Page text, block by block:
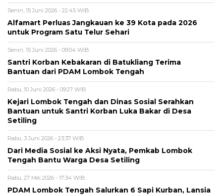
Senin, 15 Juni 2026 - 22:45 WIB
Alfamart Perluas Jangkauan ke 39 Kota pada 2026
untuk Program Satu Telur Sehari
Senin, 15 Juni 2026 - 09:04 WIB
Santri Korban Kebakaran di Batukliang Terima
Bantuan dari PDAM Lombok Tengah
Rabu, 10 Juni 2026 - 09:27 WIB
Kejari Lombok Tengah dan Dinas Sosial Serahkan
Bantuan untuk Santri Korban Luka Bakar di Desa
Setiling
Rabu, 3 Juni 2026 - 23:37 WIB
Dari Media Sosial ke Aksi Nyata, Pemkab Lombok
Tengah Bantu Warga Desa Setiling
Rabu, 27 Mei 2026 - 17:34 WIB
PDAM Lombok Tengah Salurkan 6 Sapi Kurban, Lansia